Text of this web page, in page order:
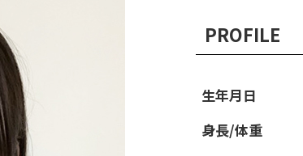
PROFILE
生年月日
身長/体重